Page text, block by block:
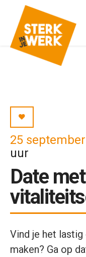
25
uur
Date
Vind je het
maken? Ga op